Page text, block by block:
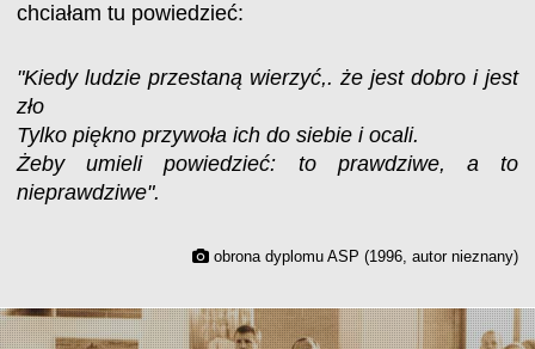
chciałam tu powiedzieć:
"Kiedy ludzie przestaną wierzyć,. że jest dobro i jest
zło
Tylko piękno przywoła ich do siebie i ocali.
Żeby umieli powiedzieć: to prawdziwe, a to
nieprawdziwe".
obrona dyplomu ASP (1996, autor nieznany)